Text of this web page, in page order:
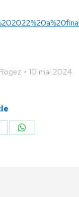
10 mai 2024
Partager